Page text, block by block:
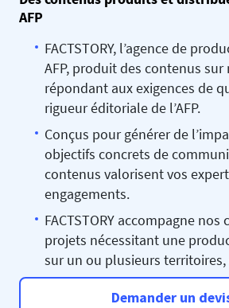
AFP
FACTSTORY, l’agence de
AFP, produit des contenus sur
répondant aux exigences de
rigueur éditoriale de l’AFP.
Conçus pour générer de
objectifs concrets de
contenus valorisent vos
engagements.
FACTSTORY accompagne nos
projets nécessitant une
sur un ou plusieurs
Demander un